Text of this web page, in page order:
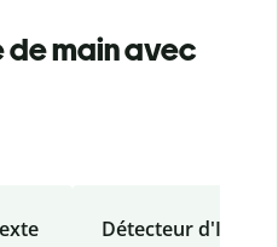
de main avec
Détecteur d'IA